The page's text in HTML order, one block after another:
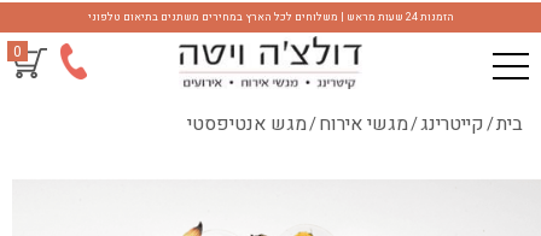
הזמנות 24 שעות מראש | משלוחים לכל הארץ במחירים משתנים בתיאום טלפוני
0
בית/קייטרינג/מגשי אירוח/מגש אנטיפסטי